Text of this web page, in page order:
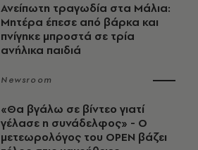
Ανείπωτη τραγωδία στα Μάλια:
Μητέρα έπεσε από βάρκα και
πνίγηκε μπροστά σε τρία
ανήλικα παιδιά
Newsroom
«Θα βγάλω σε βίντεο γιατί
γέλασε η συνάδελφος» - Ο
μετεωρολόγος του OPEN βάζει